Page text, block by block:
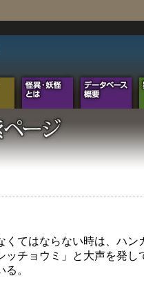
くてはならない時は、ハン
ッチョウミ」と大声を発
。